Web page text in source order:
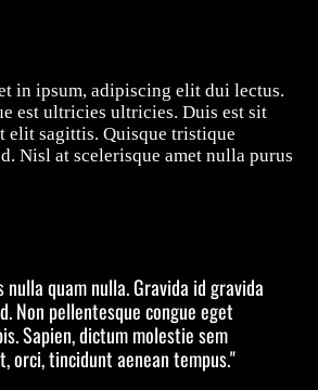
in ipsum, adipiscing elit dui lectus.
est ultricies ultricies. Duis est sit
elit sagittis. Quisque tristique
Nisl at scelerisque amet nulla purus
quam nulla. Gravida id gravida
Non pellentesque congue eget
Sapien, dictum molestie sem
orci, tincidunt aenean tempus."